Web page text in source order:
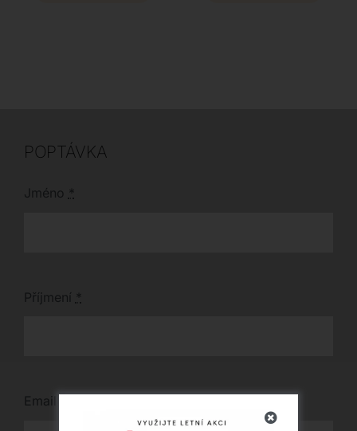
POPTÁVKA
Jméno *
Příjmení *
Email